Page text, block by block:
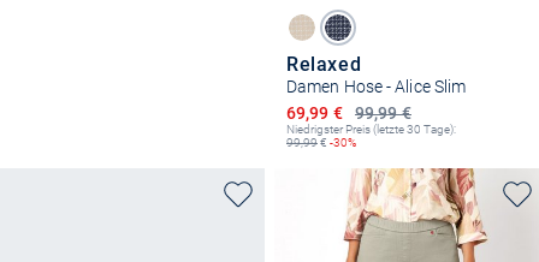
Relaxed
Damen Hose - Alice Slim
99,99 €
Ermäßigter Preis
69,99 €
Niedrigster Preis (letzte 30 Tage):
99,99€ -30%